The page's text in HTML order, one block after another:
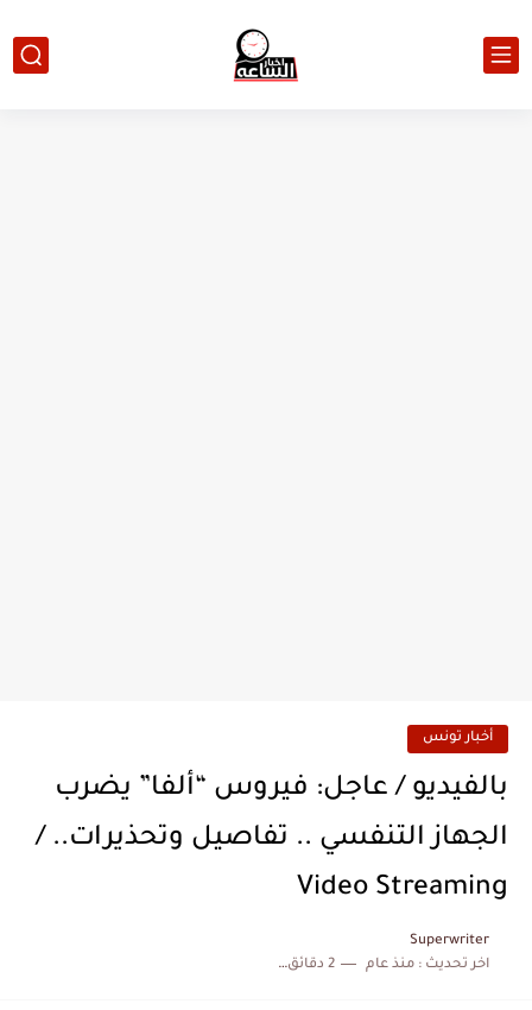
أخبار تونس
بالفيديو / عاجل: فيروس “ألفا” يضرب
الجهاز التنفسي .. تفاصيل وتحذيرات.. /
Video Streaming
Superwriter
اخر تحديث :منذ عام 2 دقائق للقراءة